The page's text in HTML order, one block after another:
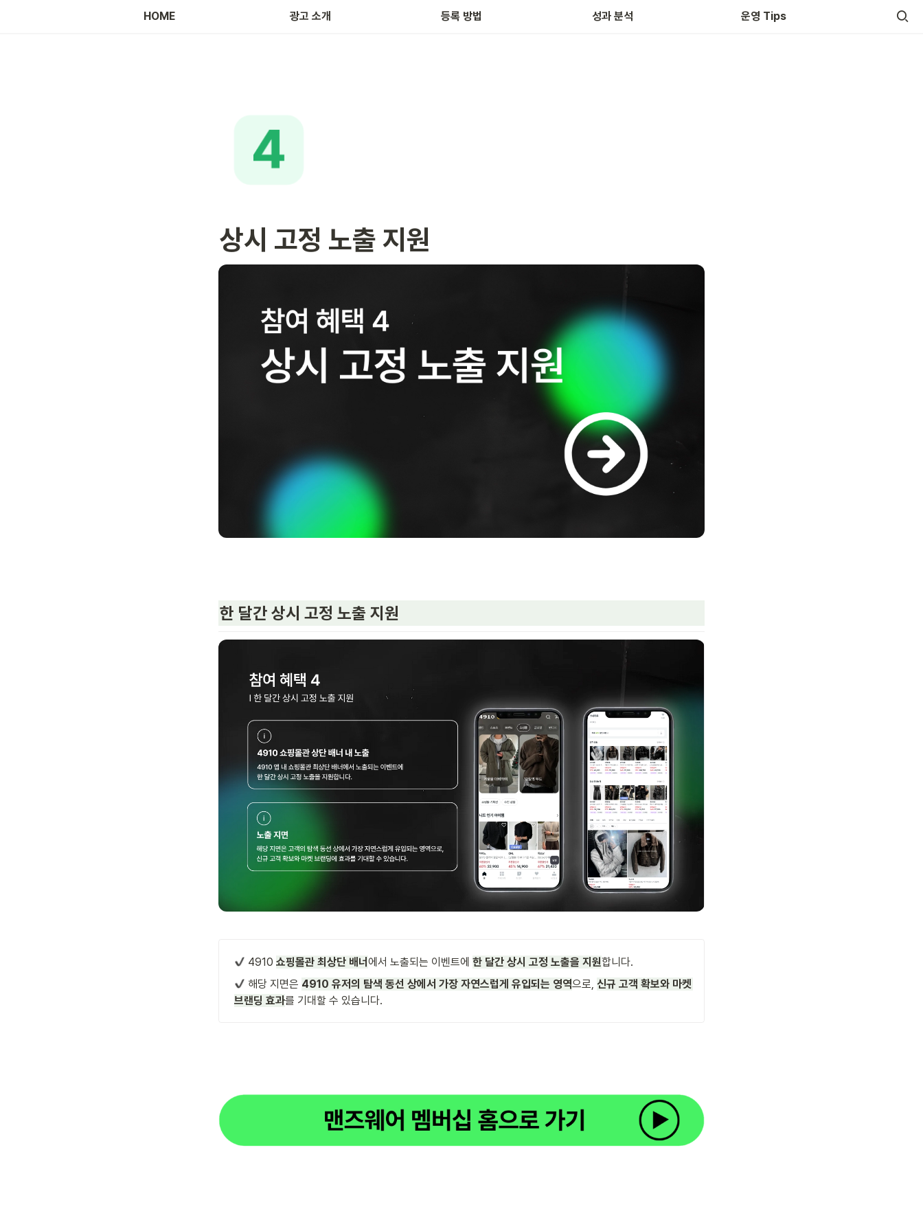
HOME 광고 소개 등록 방법 성과 분석 운영 Tips
상시 고정 노출 지원
한 달간 상시 고정 노출 지원
4910 쇼핑몰관 최상단 배너 에서 노출되는 이벤트에 한 달간 상시 고정 노출을 지원합니다.
해당 지면은 4910 유저의 탐색 동선 상에서 가장 자연스럽게 유입되는 영역으로, 신규 고객 확보와 마켓
브랜딩 효과를 기대할 수 있습니다.